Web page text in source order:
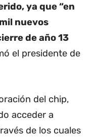
ya que “en
nuevos
de año 13
el presidente de
del chip,
acceder a
de los cuales